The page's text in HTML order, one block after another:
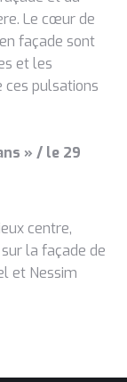
Le cœur de
façade sont
et les
pulsations
» / le 29
centre,
la façade de
et Nessim